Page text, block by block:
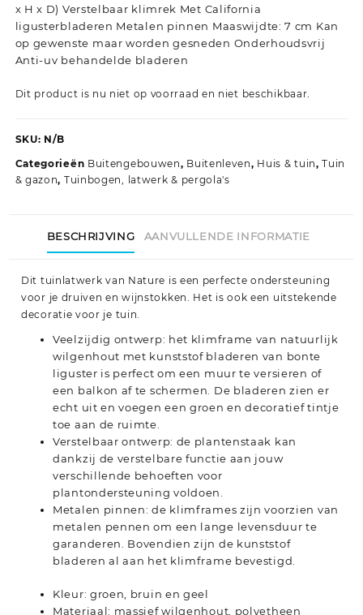
x H x D) Verstelbaar klimrek Met California
ligusterbladeren Metalen pinnen Maaswijdte: 7 cm Kan
op gewenste maar worden gesneden Onderhoudsvrij
Anti-uv behandelde bladeren
Dit product is nu niet op voorraad en niet beschikbaar.
SKU: N/B
Categorieën Buitengebouwen, Buitenleven, Huis & tuin,Tuin
& gazon, Tuinbogen, latwerk & pergola's
BESCHRIJVING AANVULLENDE INFORMATIE
Dit tuinlatwerk van Nature is een perfecte ondersteuning
voor je druiven en wijnstokken. Het is ook een uitstekende
decoratie voor je tuin.
Veelzijdig ontwerp: het klimframe van natuurlijk
wilgenhout met kunststof bladeren van bonte
liguster is perfect om een muur te versieren of
een balkon af te schermen. De bladeren zien er
echt uit en voegen een groen en decoratief tintje
toe aan de ruimte.
Verstelbaar ontwerp: de plantenstaak kan
dankzij de verstelbare functie aan jouw
verschillende behoeften voor
plantondersteuning voldoen.
Metalen pinnen: de klimframes zijn voorzien van
metalen pennen om een lange levensduur te
garanderen. Bovendien zijn de kunststof
bladeren al aan het klimframe bevestigd.
Kleur: groen, bruin en geel
Materiaal: massief wilgenhout, polyetheen